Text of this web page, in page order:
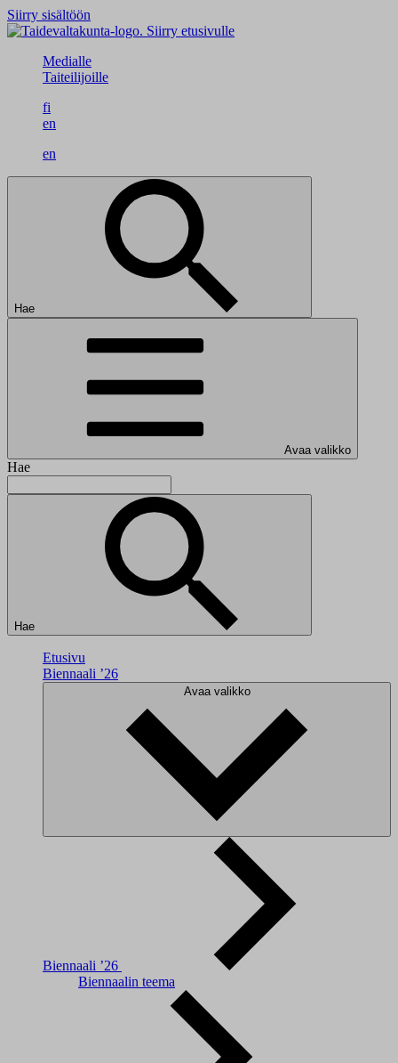
Siirry sisältöön
Siirry etusivulle
Medialle
Taiteilijoille
fi
en
en
Hae
Avaa valikko
Hae
Hae
Etusivu
Biennaali ’26
Avaa valikko
Biennaali ’26
Biennaalin teema